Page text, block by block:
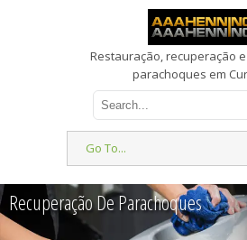
Restauração, recuperação
parachoques em
Go To...
Recuperação De Parachoques